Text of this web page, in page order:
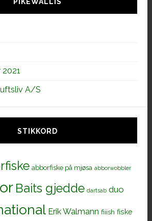
A/S
STIKKORD
abborfiske på mjøsa abborwobbler
Baits gjedde dartsab duo
Erik Walmann fiiish fiske